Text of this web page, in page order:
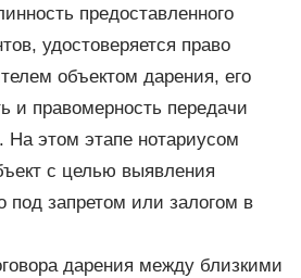
предоставленного
удостоверяется право
объектом дарения, его
и правомерность передачи
На этом этапе нотариусом
с целью выявления
под запретом или залогом в
дарения между близкими